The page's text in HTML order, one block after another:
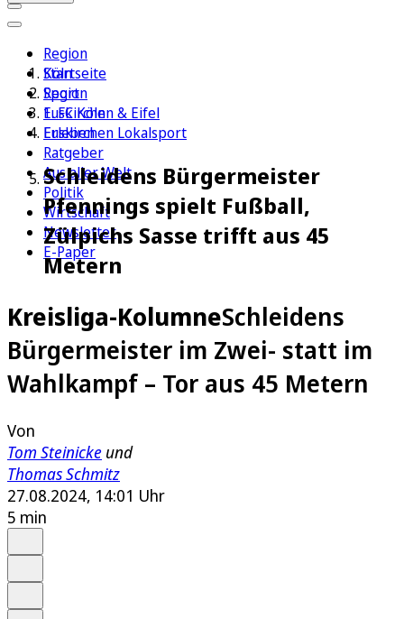
Region
Köln
Sport
1. FC Köln
Erleben
Ratgeber
Aus aller Welt
Politik
Wirtschaft
Newsletter
E-Paper
Startseite
Region
Euskirchen & Eifel
Euskirchen Lokalsport
Schleidens Bürgermeister
Pfennings spielt Fußball,
Zülpichs Sasse trifft aus 45
Metern
Kreisliga-KolumneSchleidens
Bürgermeister im Zwei- statt im
Wahlkampf – Tor aus 45 Metern
Von
Tom Steinicke und
Thomas Schmitz
27.08.2024, 14:01 Uhr
5 min